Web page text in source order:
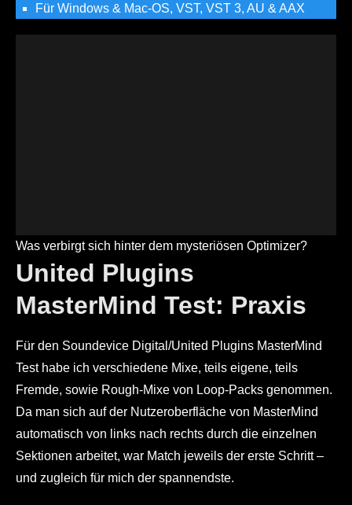
Für Windows & Mac-OS, VST, VST 3, AU & AAX
Was verbirgt sich hinter dem mysteriösen Optimizer?
United Plugins
MasterMind Test: Praxis
Für den Soundevice Digital/United Plugins MasterMind
Test habe ich verschiedene Mixe, teils eigene, teils
Fremde, sowie Rough-Mixe von Loop-Packs genommen.
Da man sich auf der Nutzeroberfläche von MasterMind
automatisch von links nach rechts durch die einzelnen
Sektionen arbeitet, war Match jeweils der erste Schritt –
und zugleich für mich der spannendste.